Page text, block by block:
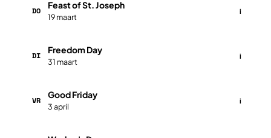
DO
Feast of St. Joseph
19 maart
i
DI
Freedom Day
31 maart
i
VR
Good Friday
3 april
i